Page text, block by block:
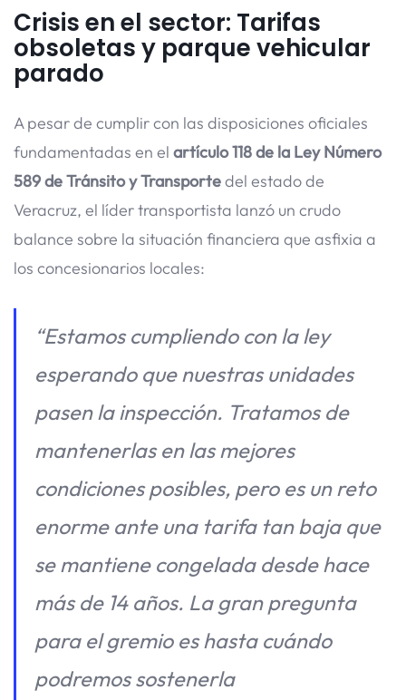
Crisis en el sector: Tarifas
obsoletas y parque vehicular
parado
A pesar de cumplir con las disposiciones oficiales
fundamentadas en el artículo 118 de la Ley Número
589 de Tránsito y Transportedel estado de
Veracruz, el líder transportista lanzó un crudo
balance sobre la situación financiera que asfixia a
los concesionarios locales:
“Estamos cumpliendo con la ley
esperando que nuestras unidades
pasen la inspección. Tratamos de
mantenerlas en las mejores
condiciones posibles, pero es un reto
enorme ante una tarifa tan baja que
se mantiene congelada desde hace
más de 14 años. La gran pregunta
para el gremio es hasta cuándo
podremos sostenerla